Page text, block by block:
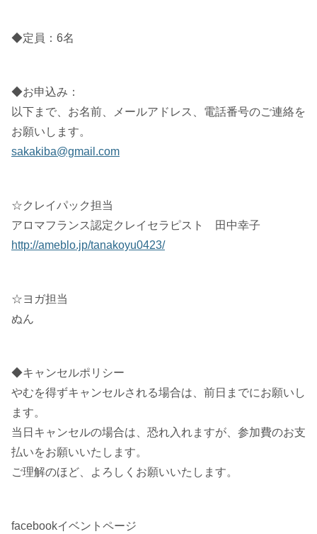
◆定員：6名
◆お申込み：
以下まで、お名前、メールアドレス、電話番号のご連絡を
お願いします。
sakakiba@gmail.com
☆クレイパック担当
アロマフランス認定クレイセラピスト 田中幸子
http://ameblo.jp/tanakoyu0423/
☆ヨガ担当
ぬん
◆キャンセルポリシー
やむを得ずキャンセルされる場合は、前日までにお願いし
ます。
当日キャンセルの場合は、恐れ入れますが、参加費のお支
払いをお願いいたします。
ご理解のほど、よろしくお願いいたします。
facebookイベントページ